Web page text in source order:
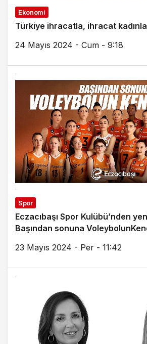
Ekonomi
Türkiye ihracatla, ihracat
24 Mayıs 2024 - Cum - 9:18
Spor
Eczacıbaşı Spor Kulübü’nden
Başından sonuna
23 Mayıs 2024 - Per - 11:42